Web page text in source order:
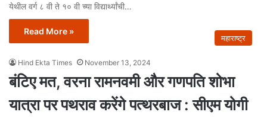
येथील वर्ग ८ वी ते १० वी च्या विद्यार्थ्यांची…
Read More »
महाराष्ट्र
Hind Ekta Times November 13, 2024
बंटिए मत, वरना रामनवमी और गणपति शोभा
यात्रा पर पथराव करेंगे पत्थरबाज : सीएम योगी